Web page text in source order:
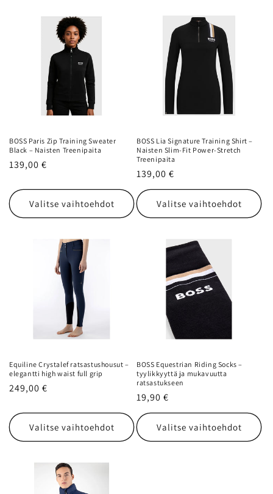
👉 Katso uusimmat tuotteet ja nappaa omat suosikkisi
uutuuksista.
BOSS Paris Zip Training Sweater
Black – Naisten Treenipaita
Normaalihinta
139,00 €
Valitse vaihtoehdot
BOSS Lia Signature Training Shirt –
Naisten Slim-Fit Power-Stretch
Treenipaita
Normaalihinta
139,00 €
Valitse vaihtoehdot
Equiline Crystalef ratsastushousut –
elegantti high waist full grip
Normaalihinta
249,00 €
Valitse vaihtoehdot
BOSS Equestrian Riding Socks –
tyylikkyyttä ja mukavuutta
ratsastukseen
Normaalihinta
19,90 €
Valitse vaihtoehdot